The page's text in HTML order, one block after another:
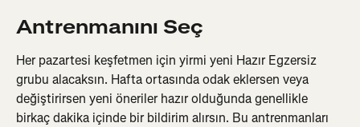
Antrenmanını Seç
Her pazartesi keşfetmen için yirmi yeni Hazır Egzersiz
grubu alacaksın. Hafta ortasında odak eklersen veya
değiştirirsen yeni öneriler hazır olduğunda genellikle
birkaç dakika içinde bir bildirim alırsın. Bu antrenmanları